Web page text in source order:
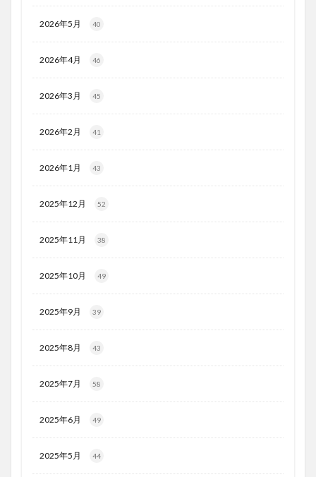
2026年5月 40
2026年4月 46
2026年3月 45
2026年2月 41
2026年1月 43
2025年12月 52
2025年11月 38
2025年10月 49
2025年9月 39
2025年8月 43
2025年7月 58
2025年6月 49
2025年5月 44